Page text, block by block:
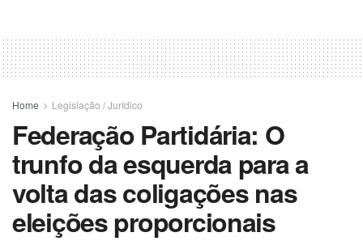
Home Legislação / Jurídico
Federação Partidária: O
trunfo da esquerda para a
volta das coligações nas
eleições proporcionais